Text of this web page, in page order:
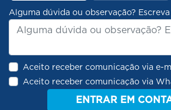
Alguma dúvida ou observação?
Aceito receber comunicação via e-
Aceito receber comunicação via
ENTRAR EM